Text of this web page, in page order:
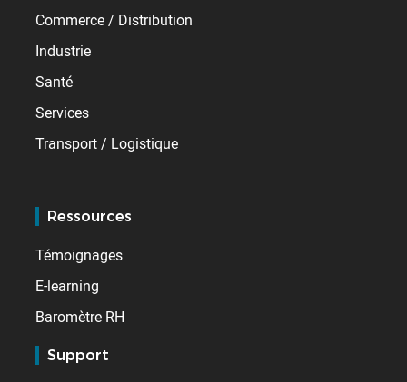
Commerce / Distribution
Industrie
Santé
Services
Transport / Logistique
Ressources
Témoignages
E-learning
Baromètre RH
Support